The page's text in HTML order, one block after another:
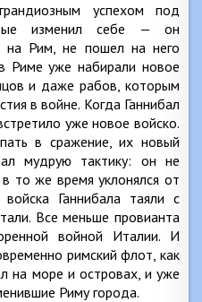
успехом под
изменил себе — он
на Рим, не пошел на него
Риме уже набирали новое
и даже рабов, которым
в войне. Когда Ганнибал
уже новое войско.
в сражение, их новый
мудрую тактику: он не
то же время уклонялся от
Ганнибала таяли с
Все меньше провианта
войной Италии. И
римский флот, как
на море и островах, и уже
Риму города.